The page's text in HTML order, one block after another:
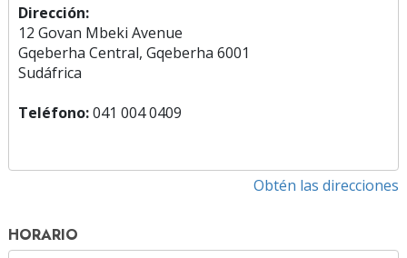
Dirección:
12 Govan Mbeki Avenue
Gqeberha Central, Gqeberha 6001
Sudáfrica
Teléfono:041 004 0409
Obtén las direcciones
HORARIO